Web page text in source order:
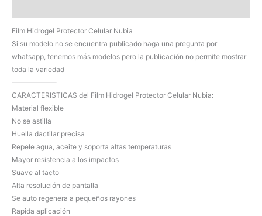
Film Hidrogel Protector Celular Nubia
Si su modelo no se encuentra publicado haga una pregunta por
whatsapp, tenemos más modelos pero la publicación no permite mostrar
toda la variedad
——————-
CARACTERISTICAS del Film Hidrogel Protector Celular Nubia:
Material flexible
No se astilla
Huella dactilar precisa
Repele agua, aceite y soporta altas temperaturas
Mayor resistencia a los impactos
Suave al tacto
Alta resolución de pantalla
Se auto regenera a pequeños rayones
Rapida aplicación